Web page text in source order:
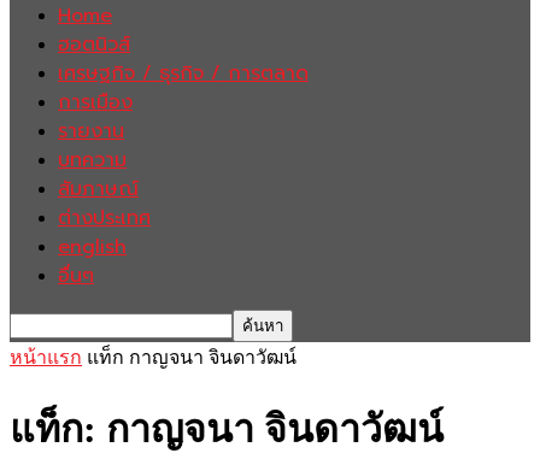
Home
ฮอตนิวส์
เศรษฐกิจ / ธุรกิจ / การตลาด
การเมือง
รายงาน
บทความ
สัมภาษณ์
ต่างประเทศ
english
อื่นๆ
หน้าแรก แท็ก กาญจนา จินดาวัฒน์
แท็ก: กาญจนา จินดาวัฒน์